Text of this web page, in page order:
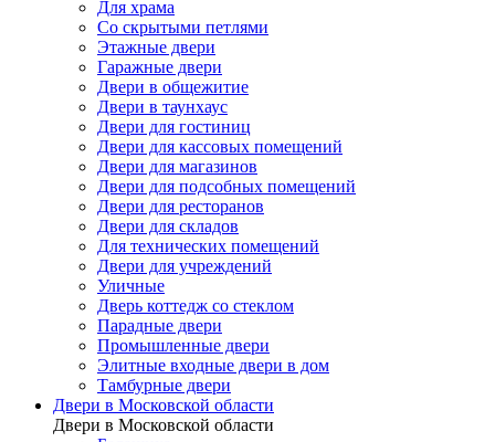
Для храма
Со скрытыми петлями
Этажные двери
Гаражные двери
Двери в общежитие
Двери в таунхаус
Двери для гостиниц
Двери для кассовых помещений
Двери для магазинов
Двери для подсобных помещений
Двери для ресторанов
Двери для складов
Для технических помещений
Двери для учреждений
Уличные
Дверь коттедж со стеклом
Парадные двери
Промышленные двери
Элитные входные двери в дом
Тамбурные двери
Двери в Московской области
Двери в Московской области